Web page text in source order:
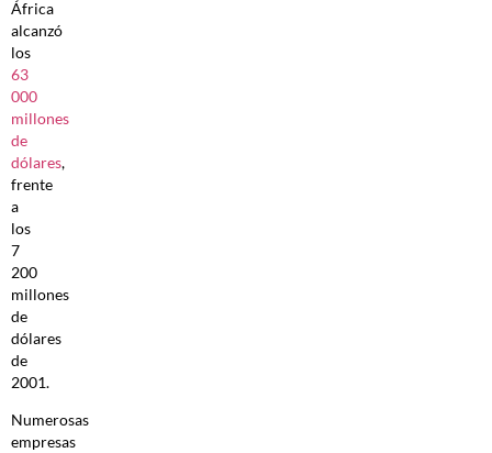
África
alcanzó
los
63
000
millones
de
dólares,
frente
a
los
7
200
millones
de
dólares
de
2001.
Numerosas
empresas